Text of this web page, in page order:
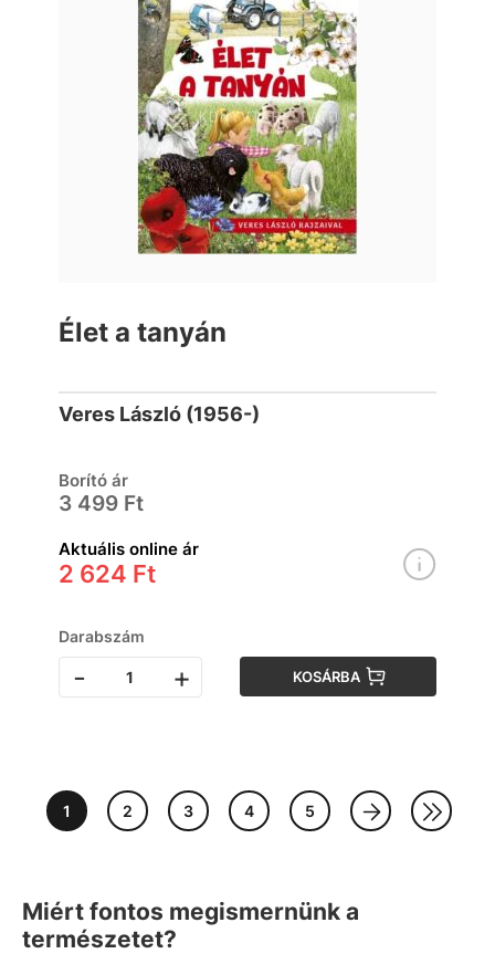
Élet a tanyán
Veres László (1956-)
Borító ár
3 499 Ft
Aktuális online ár
2 624 Ft
Darabszám
- + KOSÁRBA
1 2 3 4 5
Miért fontos megismernünk a
természetet?